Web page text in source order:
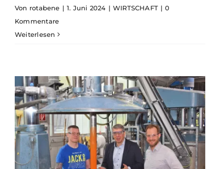
Von rotabene | 1. Juni 2024 | WIRTSCHAFT | 0
Kommentare
Weiterlesen